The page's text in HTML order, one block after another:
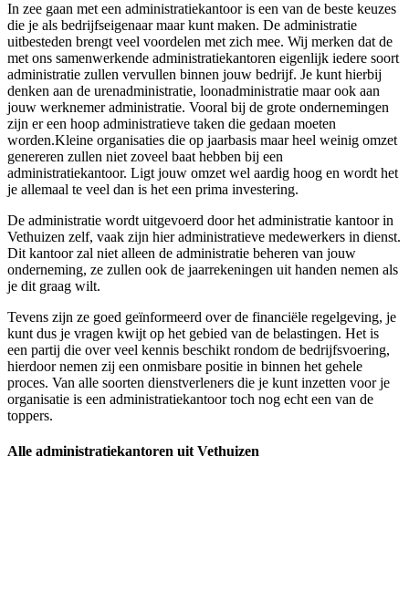
In zee gaan met een administratiekantoor is een van de beste keuzes
die je als bedrijfseigenaar maar kunt maken. De administratie
uitbesteden brengt veel voordelen met zich mee. Wij merken dat de
met ons samenwerkende administratiekantoren eigenlijk iedere soort
administratie zullen vervullen binnen jouw bedrijf. Je kunt hierbij
denken aan de urenadministratie, loonadministratie maar ook aan
jouw werknemer administratie. Vooral bij de grote ondernemingen
zijn er een hoop administratieve taken die gedaan moeten
worden.Kleine organisaties die op jaarbasis maar heel weinig omzet
genereren zullen niet zoveel baat hebben bij een
administratiekantoor. Ligt jouw omzet wel aardig hoog en wordt het
je allemaal te veel dan is het een prima investering.
De administratie wordt uitgevoerd door het administratie kantoor in
Vethuizen zelf, vaak zijn hier administratieve medewerkers in dienst.
Dit kantoor zal niet alleen de administratie beheren van jouw
onderneming, ze zullen ook de jaarrekeningen uit handen nemen als
je dit graag wilt.
Tevens zijn ze goed geïnformeerd over de financiële regelgeving, je
kunt dus je vragen kwijt op het gebied van de belastingen. Het is
een partij die over veel kennis beschikt rondom de bedrijfsvoering,
hierdoor nemen zij een onmisbare positie in binnen het gehele
proces. Van alle soorten dienstverleners die je kunt inzetten voor je
organisatie is een administratiekantoor toch nog echt een van de
toppers.
Alle administratiekantoren uit Vethuizen